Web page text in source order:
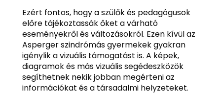
Ezért fontos, hogy a szülők és pedagógusok
előre tájékoztassák őket a várható
eseményekről és változásokról. Ezen kívül az
Asperger szindrómás gyermekek gyakran
igénylik a vizuális támogatást is. A képek,
diagramok és más vizuális segédeszközök
segíthetnek nekik jobban megérteni az
információkat és a társadalmi helyzeteket.